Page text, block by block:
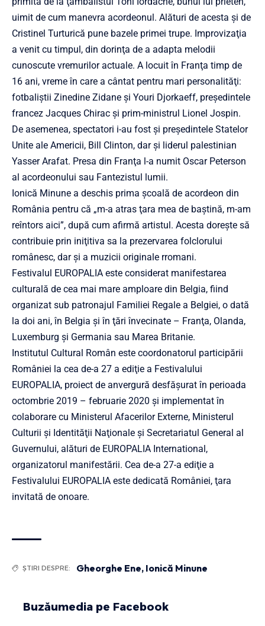
uimit de cum manevra acordeonul. Alături de acesta şi de
Cristinel Turturică pune bazele primei trupe. Improvizaţia
a venit cu timpul, din dorinţa de a adapta melodii
cunoscute vremurilor actuale. A locuit în Franţa timp de
16 ani, vreme în care a cântat pentru mari personalităţi:
fotbaliştii Zinedine Zidane şi Youri Djorkaeff, preşedintele
francez Jacques Chirac şi prim-ministrul Lionel Jospin.
De asemenea, spectatori i-au fost şi preşedintele Statelor
Unite ale Americii, Bill Clinton, dar şi liderul palestinian
Yasser Arafat. Presa din Franţa l-a numit Oscar Peterson
al acordeonului sau Fantezistul lumii.
Ionică Minune a deschis prima şcoală de acordeon din
România pentru că „m-a atras ţara mea de baştină, m-am
reîntors aici”, după cum afirmă artistul. Acesta doreşte să
contribuie prin iniţitiva sa la prezervarea folclorului
românesc, dar şi a muzicii originale rromani.
Festivalul EUROPALIA este considerat manifestarea
culturală de cea mai mare amploare din Belgia, fiind
organizat sub patronajul Familiei Regale a Belgiei, o dată
la doi ani, în Belgia şi în ţări învecinate – Franţa, Olanda,
Luxemburg şi Germania sau Marea Britanie.
Institutul Cultural Român este coordonatorul participării
României la cea de-a 27 a ediţie a Festivalului
EUROPALIA, proiect de anvergură desfăşurat în perioada
octombrie 2019 – februarie 2020 şi implementat în
colaborare cu Ministerul Afacerilor Externe, Ministerul
Culturii şi Identităţii Naţionale şi Secretariatul General al
Guvernului, alături de EUROPALIA International,
organizatorul manifestării. Cea de-a 27-a ediţie a
Festivalului EUROPALIA este dedicată României, ţara
invitată de onoare.
ȘTIRI DESPRE: Gheorghe Ene, Ionică Minune
Buzăumedia pe Facebook